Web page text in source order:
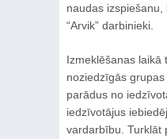
naudas
“Arvik” darbinieki.
Izmeklēšanas laikā
noziedzīgās
parādus no
iedzīvotājus
vardarbību. Turklāt